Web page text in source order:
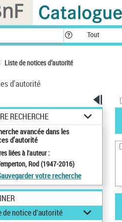
Tout
Liste de notices d’autorité
d'autorité
RECHERCHE
avancée dans les
d’autorité
liées à l'auteur :
Rod (1947-2016)
votre recherche
de notice d'autorité
cookies